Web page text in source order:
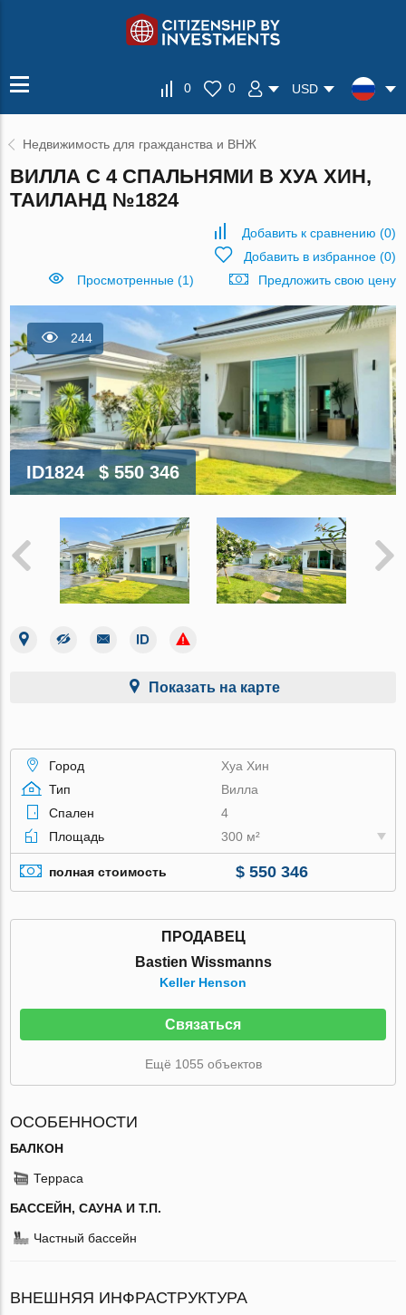
0 0 USD
Недвижимость для гражданства и ВНЖ
ВИЛЛА С 4 СПАЛЬНЯМИ В ХУА ХИН,
ТАИЛАНД №1824
Добавить к сравнению (0)
Добавить в избранное(0)
Просмотренные (1)
Предложить свою цену
244
ID1824 $ 550 346
Показать на карте
Город
Хуа Хин
Тип
Вилла
Спален
4
Площадь
300 м²
полная стоимость $ 550 346
ПРОДАВЕЦ
Bastien Wissmanns
Keller Henson
Связаться
Ещё 1055 объектов
ОСОБЕННОСТИ
БАЛКОН
Терраса
БАССЕЙН, САУНА И Т.П.
Частный бассейн
ВНЕШНЯЯ ИНФРАСТРУКТУРА